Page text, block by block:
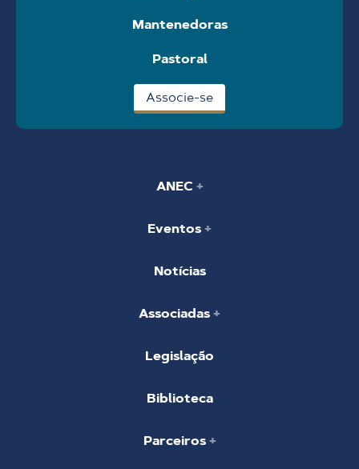
Mantenedoras
Pastoral
Associe-se
ANEC
Eventos
Notícias
Associadas
Legislação
Biblioteca
Parceiros